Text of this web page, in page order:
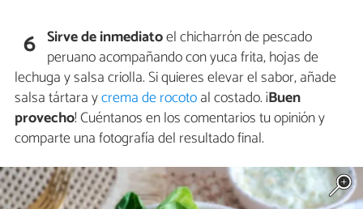
6 Sirve de inmediatoel chicharrón de pescado
peruano acompañando con yuca frita, hojas de
lechuga y salsa criolla. Si quieres elevar el sabor, añade
salsa tártara ycrema de rocotoal costado. ¡Buen
provecho! Cuéntanos en los comentarios tu opinión y
comparte una fotografía del resultado final.